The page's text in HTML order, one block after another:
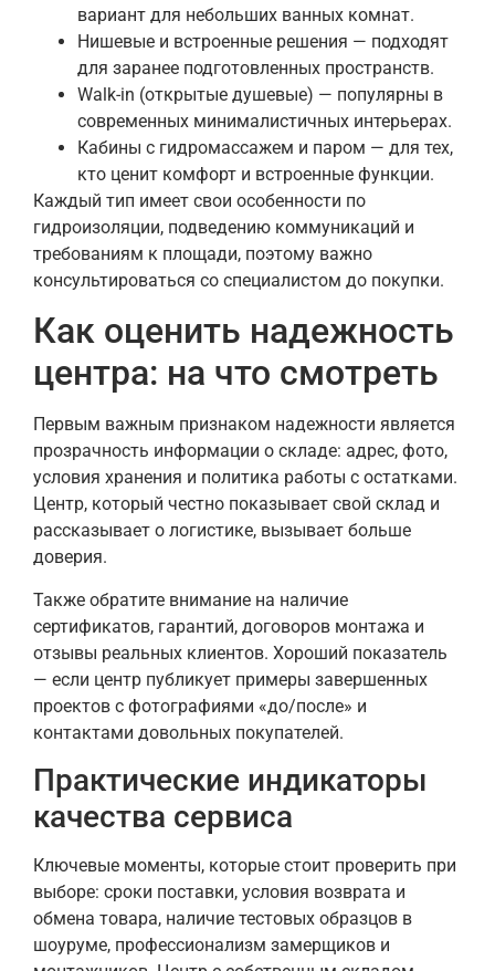
вариант для небольших ванных комнат.
Нишевые и встроенные решения — подходят
для заранее подготовленных пространств.
Walk-in (открытые душевые) — популярны в
современных минималистичных интерьерах.
Кабины с гидромассажем и паром — для тех,
кто ценит комфорт и встроенные функции.
Каждый тип имеет свои особенности по
гидроизоляции, подведению коммуникаций и
требованиям к площади, поэтому важно
консультироваться со специалистом до покупки.
Как оценить надежность
центра: на что смотреть
Первым важным признаком надежности является
прозрачность информации о складе: адрес, фото,
условия хранения и политика работы с остатками.
Центр, который честно показывает свой склад и
рассказывает о логистике, вызывает больше
доверия.
Также обратите внимание на наличие
сертификатов, гарантий, договоров монтажа и
отзывы реальных клиентов. Хороший показатель
— если центр публикует примеры завершенных
проектов с фотографиями «до/после» и
контактами довольных покупателей.
Практические индикаторы
качества сервиса
Ключевые моменты, которые стоит проверить при
выборе: сроки поставки, условия возврата и
обмена товара, наличие тестовых образцов в
шоуруме, профессионализм замерщиков и